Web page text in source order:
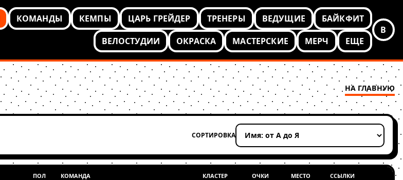
КОМАНДЫ КЕМПЫ ЦАРЬ ГРЕЙДЕР ТРЕНЕРЫ ВЕДУЩИЕ
БАЙКФИТ
ВЕЛОСТУДИИ
ОКРАСКА МАСТЕРСКИЕ МЕРЧ ЕЩЕ
В
НА ГЛАВНУЮ
СОРТИРОВКА
Применить сортировку
ПОЛ КОМАНДА КЛАСТЕР ОЧКИ МЕСТО ССЫЛКИ